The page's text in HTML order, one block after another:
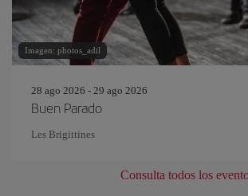
Imagen: photos_adil
28 ago 2026 - 29 ago 2026
Buen Parado
Les Brigittines
Consulta todos los